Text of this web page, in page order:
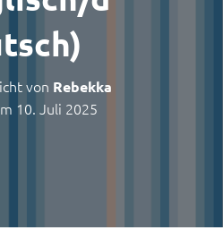
von Rebekka
10. Juli 2025